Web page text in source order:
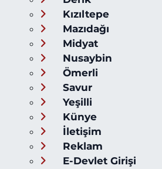
Kızıltepe
Mazıdağı
Midyat
Nusaybin
Ömerli
Savur
Yeşilli
Künye
İletişim
Reklam
E-Devlet Girişi